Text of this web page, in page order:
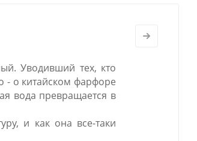
Уводивший тех, кто
- о китайском фарфоре
вода превращается в
и как она все-таки